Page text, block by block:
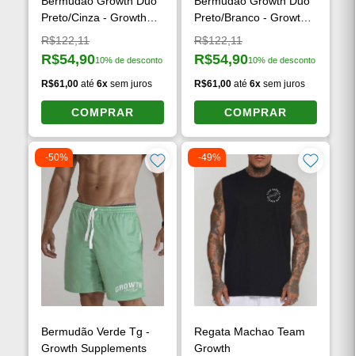
Preto/Cinza - Growth
Supplements
Preço original:
R$122,11
Preço à vista:
R$54,9010% de desconto
R$61,00 até6x sem juros
COMPRAR
Preto/Branco - Growth
Supplements
Preço original:
R$122,11
Preço à vista:
R$54,9010% de desconto
R$61,00 até 6x sem juros
COMPRAR
-50%
Bermudão Verde Tg -
Growth Supplements
-49%
Regata Machao Team
Growth